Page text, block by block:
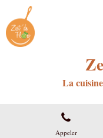
La
Appeler